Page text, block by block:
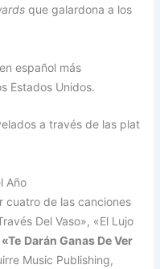
que galardona a los
español más
Estados Unidos.
a través de las plat
Año
cuatro de las canciones
Del Vaso», «El Lujo
«Te Darán Ganas De Ver
Music Publishing,